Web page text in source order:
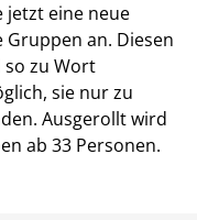
jetzt eine neue
an. Diesen
zu Wort
sie nur zu
Ausgerollt wird
ab 33 Personen.